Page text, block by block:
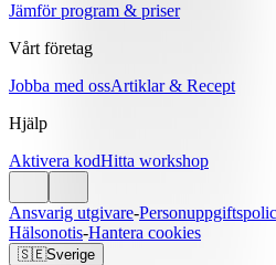
Jämför program & priser
Vårt företag
Jobba med ossArtiklar & Recept
Hjälp
Aktivera kodHitta workshop
Ansvarig utgivare-
Hälsonotis-Hantera cookies
🇸🇪Sverige